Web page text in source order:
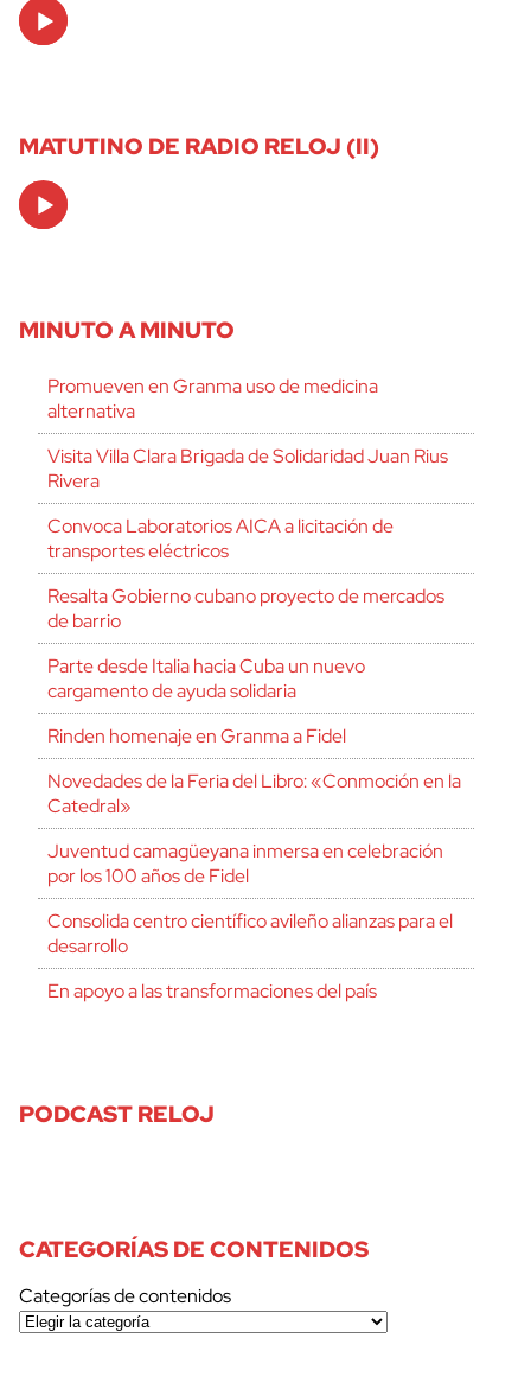
Audio
Player
MATUTINO DE RADIO RELOJ (II)
Audio
Player
MINUTO A MINUTO
Promueven en Granma uso de medicina
alternativa
Visita Villa Clara Brigada de Solidaridad Juan Rius
Rivera
Convoca Laboratorios AICA a licitación de
transportes eléctricos
Resalta Gobierno cubano proyecto de mercados
de barrio
Parte desde Italia hacia Cuba un nuevo
cargamento de ayuda solidaria
Rinden homenaje en Granma a Fidel
Novedades de la Feria del Libro: «Conmoción en la
Catedral»
Juventud camagüeyana inmersa en celebración
por los 100 años de Fidel
Consolida centro científico avileño alianzas para el
desarrollo
En apoyo a las transformaciones del país
PODCAST RELOJ
CATEGORÍAS DE CONTENIDOS
Categorías de contenidos